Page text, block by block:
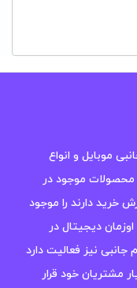
موبایل و انواع
موجود در
خرید دارند را موجود
دیجیتال در
نیز فعالیت دارد
مشتریان خود قرار